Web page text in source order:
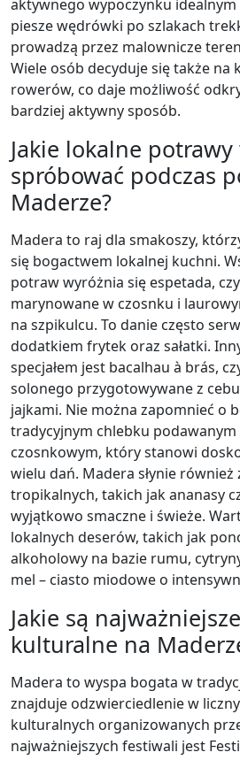
aktywnego wypoczynku
piesze wędrówki po szlakach
prowadzą przez malownicze
Wiele osób decyduje się także na
rowerów, co daje możliwość
bardziej aktywny sposób.
Jakie lokalne
spróbować podczas
Maderze?
Madera to raj dla smakoszy,
się bogactwem lokalnej kuchni.
potraw wyróżnia się espetada,
marynowane w czosnku i
na szpikulcu. To danie często
dodatkiem frytek oraz sałatki.
specjałem jest bacalhau à brás,
solonego przygotowywane z
jajkami. Nie można zapomnieć o
tradycyjnym chlebku podawanym
czosnkowym, który stanowi
wielu dań. Madera słynie również
tropikalnych, takich jak ananasy
wyjątkowo smaczne i świeże.
lokalnych deserów, takich jak
alkoholowy na bazie rumu,
mel – ciasto miodowe o
Jakie są
kulturalne na
Madera to wyspa bogata w
znajduje odzwierciedlenie w
kulturalnych organizowanych
najważniejszych festiwali jest